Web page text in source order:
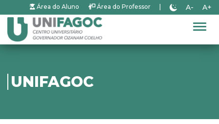
Área do Aluno Área do Professor A- A+
UNIFAGOC